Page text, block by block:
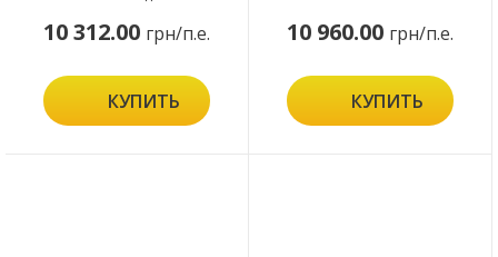
10 312.00 грн/п.е.
КУПИТЬ
10 960.00 грн/п.е.
КУПИТЬ